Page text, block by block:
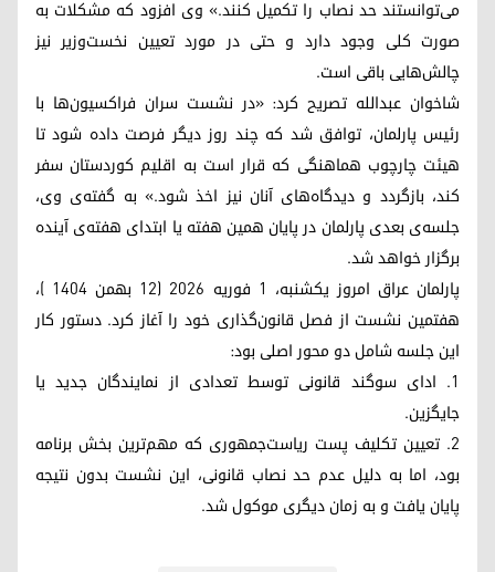
می‌توانستند حد نصاب را تکمیل کنند.» وی افزود که مشکلات به
صورت کلی وجود دارد و حتی در مورد تعیین نخست‌وزیر نیز
چالش‌هایی باقی است.
شاخوان عبدالله تصریح کرد: «در نشست سران فراکسیون‌ها با
رئیس پارلمان، توافق شد که چند روز دیگر فرصت داده شود تا
هیئت چارچوب هماهنگی که قرار است به اقلیم کوردستان سفر
کند، بازگردد و دیدگاه‌های آنان نیز اخذ شود.» به گفته‌ی وی،
جلسه‌ی بعدی پارلمان در پایان همین هفته یا ابتدای هفته‌ی آینده
برگزار خواهد شد.
پارلمان عراق امروز یکشنبه، ۱ فوریه ۲۰۲۶ (۱۲ بهمن ۱۴۰۴ )،
هفتمین نشست از فصل قانون‌گذاری خود را آغاز کرد. دستور کار
این جلسه شامل دو محور اصلی بود:
۱. ادای سوگند قانونی توسط تعدادی از نمایندگان جدید یا
جایگزین.
۲. تعیین تکلیف پست ریاست‌جمهوری که مهم‌ترین بخش برنامه
بود، اما به دلیل عدم حد نصاب قانونی، این نشست بدون نتیجه
پایان یافت و به زمان دیگری موکول شد.